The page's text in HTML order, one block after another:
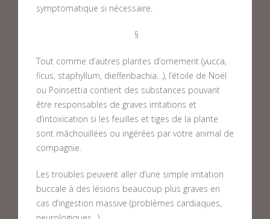
symptomatique si nécessaire.
§
Tout comme d’autres plantes d’ornement (yucca,
ficus, staphyllum, dieffenbachia…), l’étoile de Noël
ou Poinsettia contient des substances pouvant
être responsables de graves irritations et
d’intoxication si les feuilles et tiges de la plante
sont mâchouillées ou ingérées par votre animal de
compagnie.
Les troubles peuvent aller d’une simple irritation
buccale à des lésions beaucoup plus graves en
cas d’ingestion massive (problèmes cardiaques,